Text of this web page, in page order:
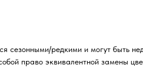
сезонными/редкими и могут быть
право эквивалентной замены